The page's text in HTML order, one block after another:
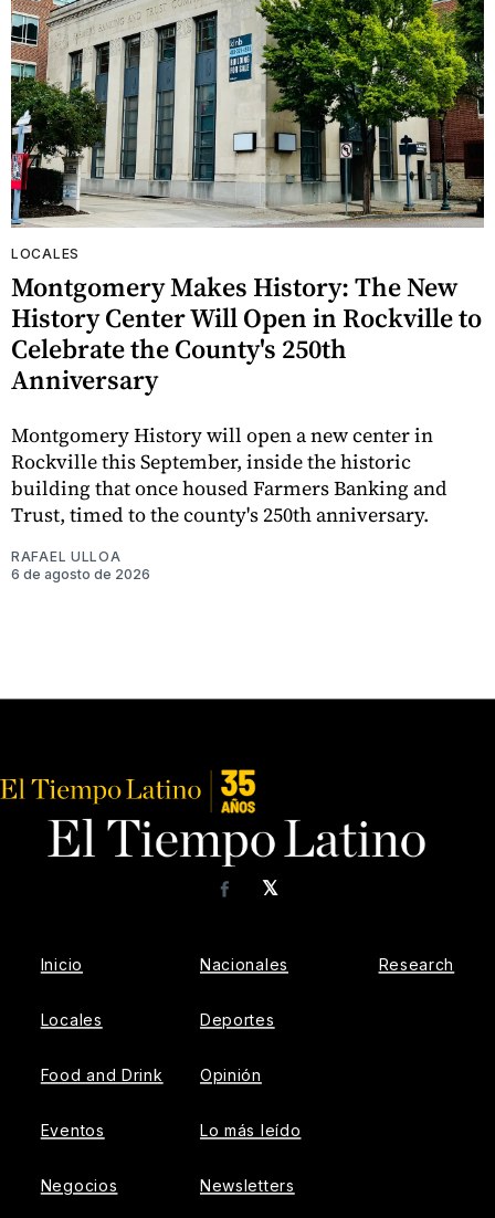
LOCALES
Montgomery Makes History: The New
History Center Will Open in Rockville to
Celebrate the County's 250th
Anniversary
Montgomery History will open a new center in
Rockville this September, inside the historic
building that once housed Farmers Banking and
Trust, timed to the county's 250th anniversary.
RAFAEL ULLOA
6 de agosto de 2026
𝕏
Facebook
Inicio
Locales
Food and Drink
Eventos
Negocios
Nacionales
Deportes
Opinión
Lo más leído
Newsletters
Research